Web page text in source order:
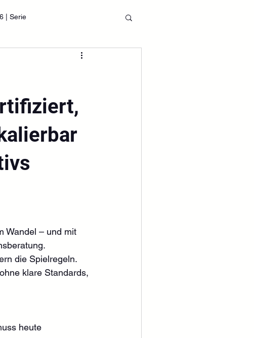
| Serie
Wandel – und mit
die Spielregeln.
klare Standards,
heute